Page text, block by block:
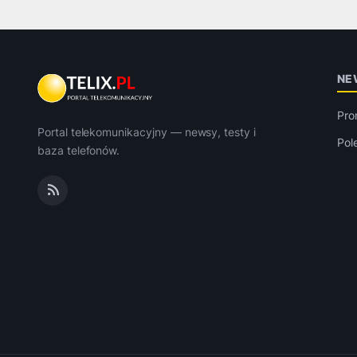
Portal telekomunikacyjny — newsy, testy i
baza telefonów.